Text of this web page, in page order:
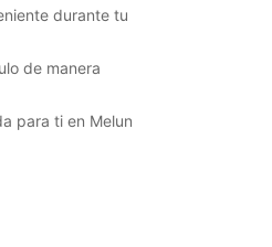
durante tu
de manera
para ti en Melun